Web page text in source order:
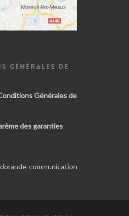
GÉNÉRALES DE
Générales de
des garanties
communication